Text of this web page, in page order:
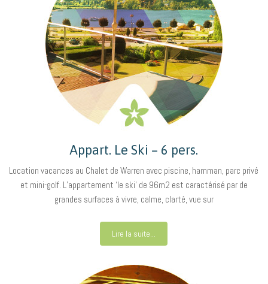
Appart. Le Ski – 6 pers.
Location vacances au Chalet de Warren avec piscine, hamman, parc privé
et mini-golf. L’appartement ‘le ski’ de 96m2 est caractérisé par de
grandes surfaces à vivre, calme, clarté, vue sur
Lire la suite...